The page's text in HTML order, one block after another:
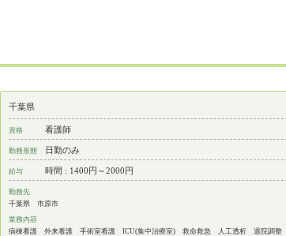
千葉県
資格 看護師
勤務形態 日勤のみ
給与 時間 : 1400円～2000円
勤務先
千葉県 市原市
業務内容
病棟看護 外来看護 手術室看護 ICU(集中治療室) 救命救急 人工透析 退院調整